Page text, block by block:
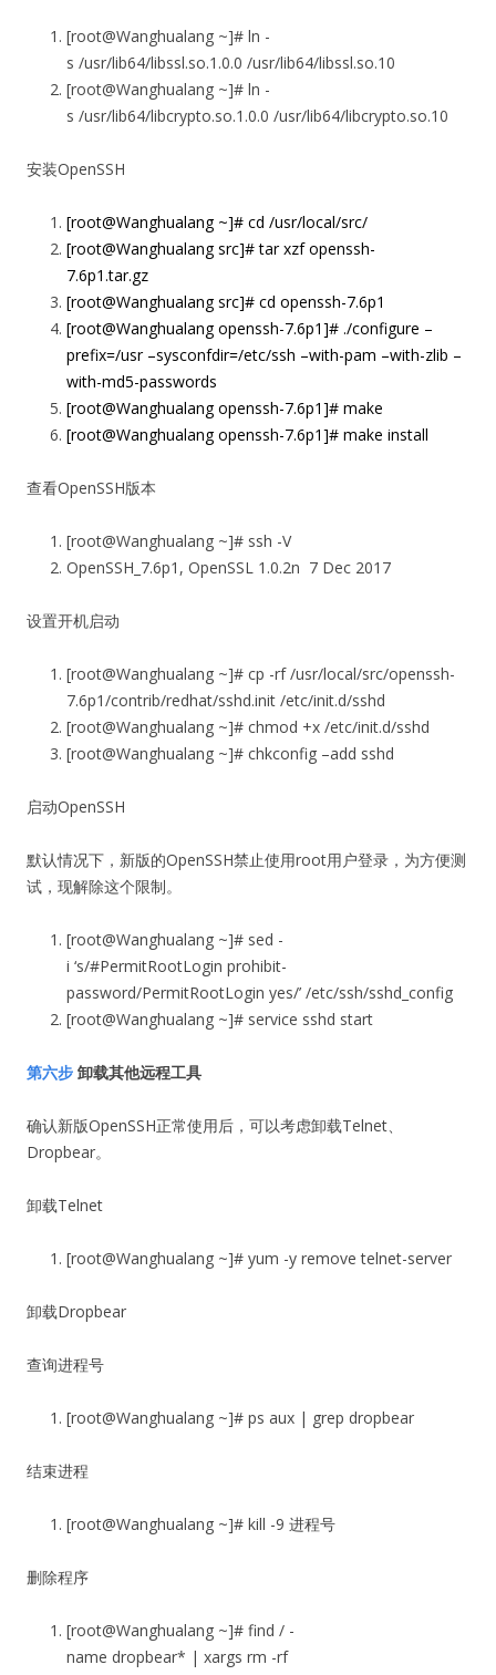
[root@Wanghualang ~]# ln -
s /usr/lib64/libssl.so.1.0.0 /usr/lib64/libssl.so.10
[root@Wanghualang ~]# ln -
s /usr/lib64/libcrypto.so.1.0.0 /usr/lib64/libcrypto.so.10
安装OpenSSH
[root@Wanghualang ~]# cd /usr/local/src/
[root@Wanghualang src]# tar xzf openssh-
7.6p1.tar.gz
[root@Wanghualang src]# cd openssh-7.6p1
[root@Wanghualang openssh-7.6p1]# ./configure –
prefix=/usr –sysconfdir=/etc/ssh –with-pam –with-zlib –
with-md5-passwords
[root@Wanghualang openssh-7.6p1]# make
[root@Wanghualang openssh-7.6p1]# make install
查看OpenSSH版本
[root@Wanghualang ~]# ssh -V
OpenSSH_7.6p1, OpenSSL 1.0.2n 7 Dec 2017
设置开机启动
[root@Wanghualang ~]# cp -rf /usr/local/src/openssh-
7.6p1/contrib/redhat/sshd.init /etc/init.d/sshd
[root@Wanghualang ~]# chmod +x /etc/init.d/sshd
[root@Wanghualang ~]# chkconfig –add sshd
启动OpenSSH
默认情况下，新版的OpenSSH禁止使用root用户登录，为方便测
试，现解除这个限制。
[root@Wanghualang ~]# sed -
i ‘s/#PermitRootLogin prohibit-
password/PermitRootLogin yes/’ /etc/ssh/sshd_config
[root@Wanghualang ~]# service sshd start
第六步 卸载其他远程工具
确认新版OpenSSH正常使用后，可以考虑卸载Telnet、
Dropbear。
卸载Telnet
[root@Wanghualang ~]# yum -y remove telnet-server
卸载Dropbear
查询进程号
[root@Wanghualang ~]# ps aux | grep dropbear
结束进程
[root@Wanghualang ~]# kill -9 进程号
删除程序
[root@Wanghualang ~]# find / -
name dropbear* | xargs rm -rf